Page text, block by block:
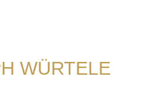
WÜRTELE